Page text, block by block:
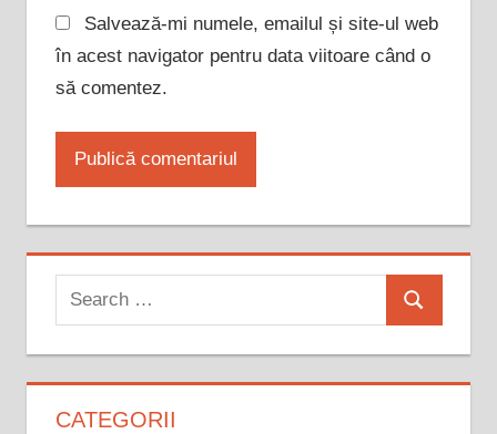
Salvează-mi numele, emailul și site-ul web
în acest navigator pentru data viitoare când o
să comentez.
Search
for:
Search
CATEGORII